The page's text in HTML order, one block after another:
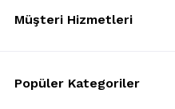
Müşteri Hizmetleri
Popüler Kategoriler